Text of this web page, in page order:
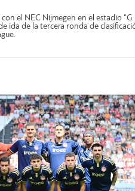
el NEC Nijmegen en el estadio “G.
ida de la tercera ronda de